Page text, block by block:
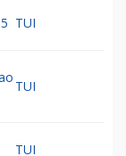
TUI
TUI
TUI